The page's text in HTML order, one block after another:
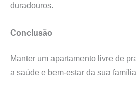
duradouros.
Conclusão
Manter um apartamento livre de
a saúde e bem-estar da sua